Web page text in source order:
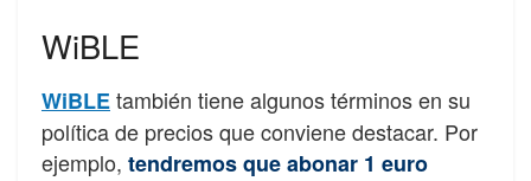
WiBLE
WiBLEtambién tiene algunos términos en su
política de precios que conviene destacar. Por
ejemplo, tendremos que abonar 1 euro